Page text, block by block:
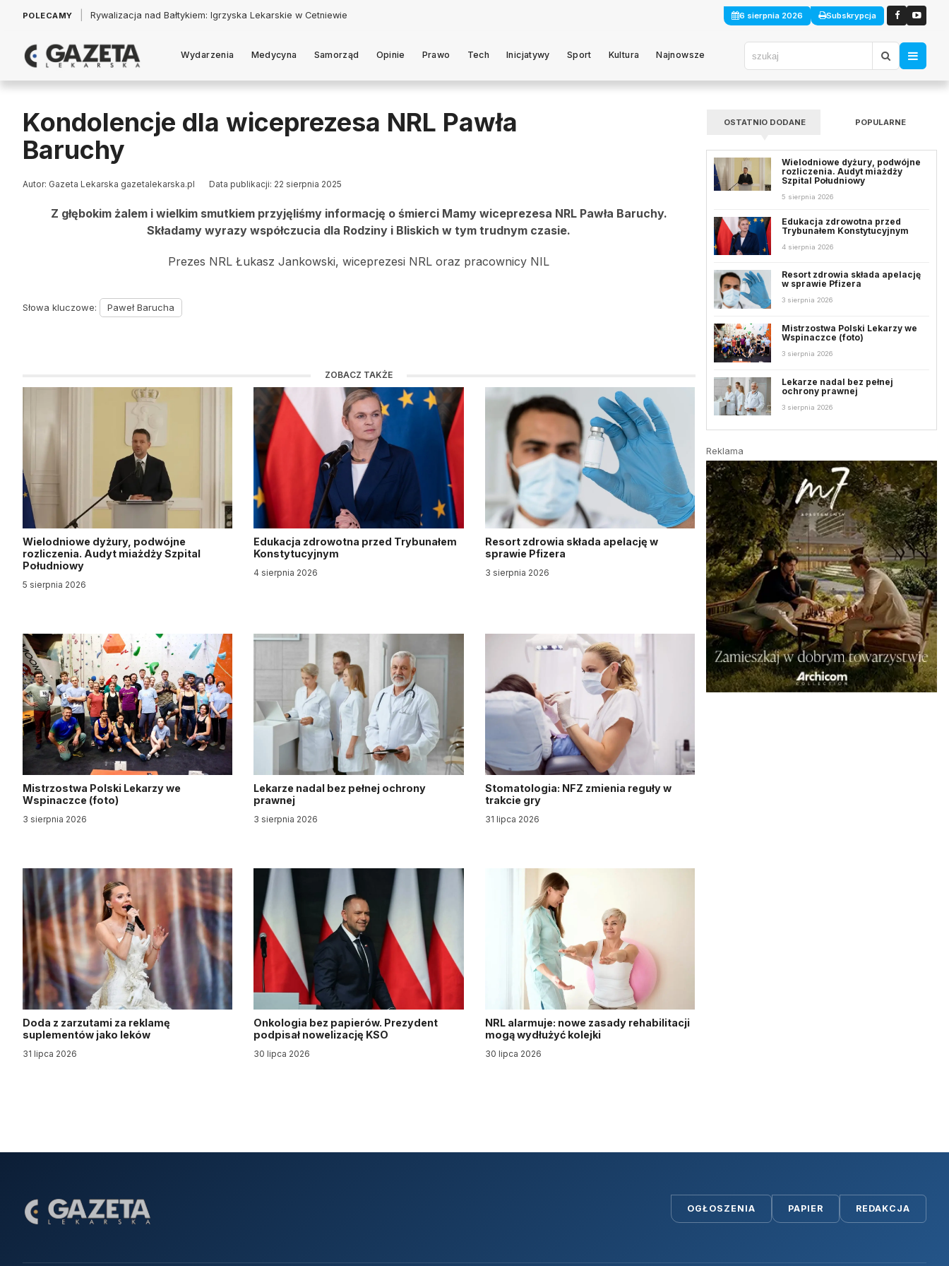
POLECAMY Łukasz Jankowski: Politycy w pogoni za króliczkiem 6 sierpnia 2026 Subskrypcja
Wydarzenia Medycyna Samorząd Opinie Prawo Tech Inicjatywy Sport Kultura Najnowsze
Kondolencje dla wiceprezesa NRL Pawła
Baruchy
Autor: Gazeta Lekarska gazetalekarska.pl Data publikacji: 22 sierpnia 2025
Z głębokim żalem i wielkim smutkiem przyjęliśmy informację o śmierci Mamy wiceprezesa NRL Pawła Baruchy.
Składamy wyrazy współczucia dla Rodziny i Bliskich w tym trudnym czasie.
Prezes NRL Łukasz Jankowski, wiceprezesi NRL oraz pracownicy NIL
Słowa kluczowe: Paweł Barucha
ZOBACZ TAKŻE
Wielodniowe dyżury, podwójne
rozliczenia. Audyt miażdży Szpital
Południowy
5 sierpnia 2026
Edukacja zdrowotna przed Trybunałem
Konstytucyjnym
4 sierpnia 2026
Resort zdrowia składa apelację w
sprawie Pfizera
3 sierpnia 2026
Mistrzostwa Polski Lekarzy we
Wspinaczce (foto)
3 sierpnia 2026
Lekarze nadal bez pełnej ochrony
prawnej
3 sierpnia 2026
Stomatologia: NFZ zmienia reguły w
trakcie gry
31 lipca 2026
Doda z zarzutami za reklamę
suplementów jako leków
31 lipca 2026
Onkologia bez papierów. Prezydent
podpisał nowelizację KSO
30 lipca 2026
NRL alarmuje: nowe zasady rehabilitacji
mogą wydłużyć kolejki
30 lipca 2026
OSTATNIO DODANE POPULARNE
Wielodniowe dyżury, podwójne
rozliczenia. Audyt miażdży
Szpital Południowy
5 sierpnia 2026
Edukacja zdrowotna przed
Trybunałem Konstytucyjnym
4 sierpnia 2026
Resort zdrowia składa apelację
w sprawie Pfizera
3 sierpnia 2026
Mistrzostwa Polski Lekarzy we
Wspinaczce (foto)
3 sierpnia 2026
Lekarze nadal bez pełnej
ochrony prawnej
3 sierpnia 2026
Reklama
OGŁOSZENIA PAPIER REDAKCJA